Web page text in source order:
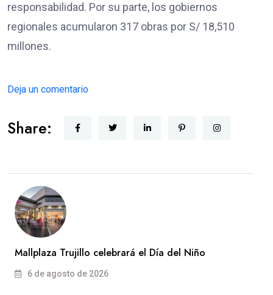
responsabilidad. Por su parte, los gobiernos
regionales acumularon 317 obras por S/ 18,510
millones.
Deja un comentario
Share:
Mallplaza Trujillo celebrará el Día del Niño
6 de agosto de 2026